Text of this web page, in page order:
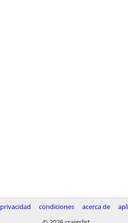
privacidad condiciones acerca de